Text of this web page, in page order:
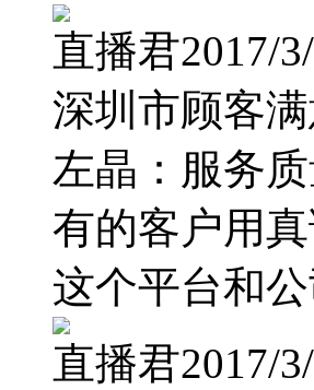
直播君2017/
深圳市顾客
左晶：服务
有的客户用
这个平台和
直播君2017/